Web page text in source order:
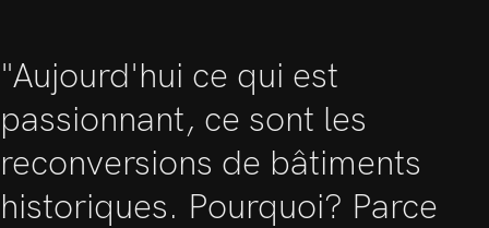
"Aujourd'hui ce qui est
passionnant, ce sont les
reconversions de bâtiments
historiques. Pourquoi? Parce